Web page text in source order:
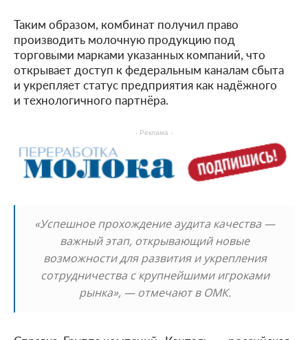
Таким образом, комбинат получил право
производить молочную продукцию под
торговыми марками указанных компаний, что
открывает доступ к федеральным каналам сбыта
и укрепляет статус предприятия как надёжного
и технологичного партнёра.
- Реклама -
«Успешное прохождение аудита качества —
важный этап, открывающий новые
возможности для развития и укрепления
сотрудничества с крупнейшими игроками
рынка», — отмечают в ОМК.